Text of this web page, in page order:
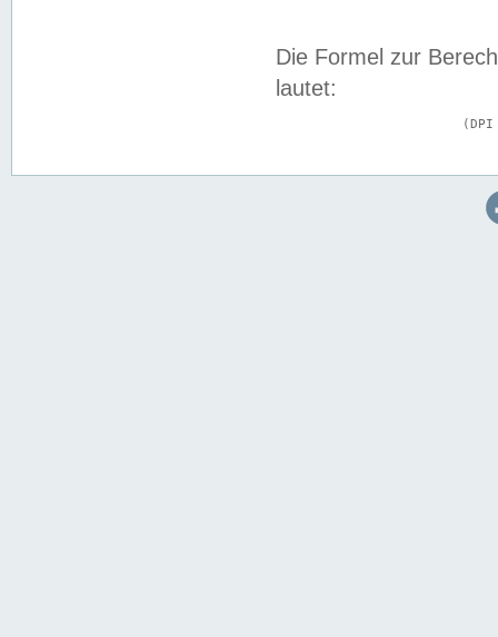
Die Formel zur
lautet: